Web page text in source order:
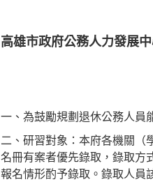
高雄市政府公務人力發展
一、為鼓勵規劃退休公務人員
二、研習對象：本府各機關（
名冊有案者優先錄取，錄取方
報名情形酌予錄取。錄取人員